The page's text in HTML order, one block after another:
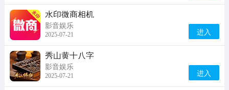
水印微商相机
影音娱乐
2025-07-21 进入
秀山黄十八字
影音娱乐
2025-07-21 进入